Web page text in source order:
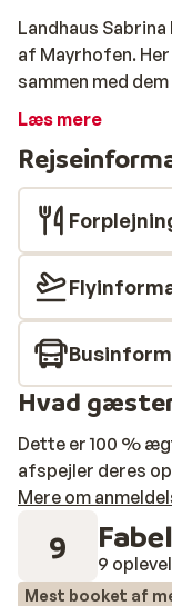
Landhaus
af Mayrhofen.
sammen med
100 meter fra
restauranter og
en kop varm
Læs mere
Hvad
Dette er 100 %
afspejler deres
Mere om
9 9
Mest booket af